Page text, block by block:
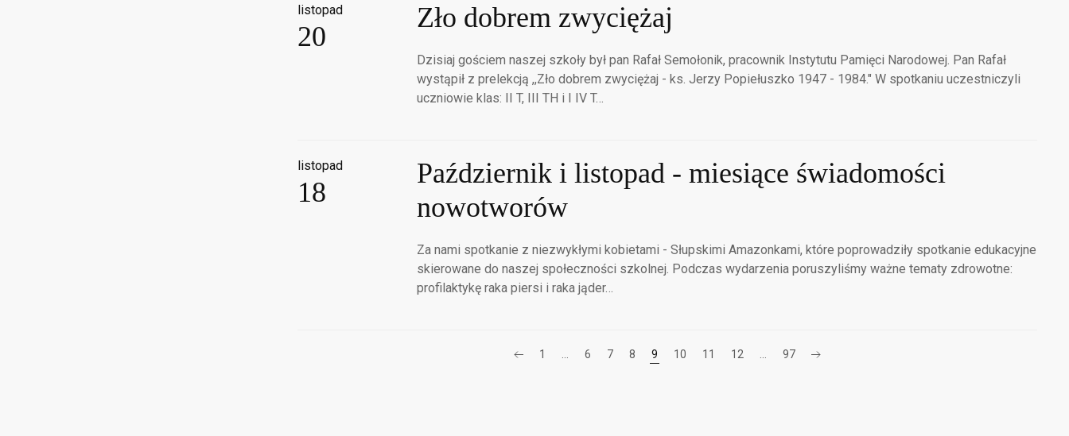
listopad
20
Zło dobrem zwyciężaj
Dzisiaj gościem naszej szkoły był pan Rafał Semołonik, pracownik Instytutu Pamięci Narodowej. Pan Rafał
wystąpił z prelekcją ,,Zło dobrem zwyciężaj - ks. Jerzy Popiełuszko 1947 - 1984." W spotkaniu uczestniczyli
uczniowie klas: II T, III TH i I IV T…
listopad
18
Październik i listopad - miesiące świadomości
nowotworów
Za nami spotkanie z niezwykłymi kobietami - Słupskimi Amazonkami, które poprowadziły spotkanie edukacyjne
skierowane do naszej społeczności szkolnej. Podczas wydarzenia poruszyliśmy ważne tematy zdrowotne:
profilaktykę raka piersi i raka jąder…
1 6 7 8 9 10 11 12 97